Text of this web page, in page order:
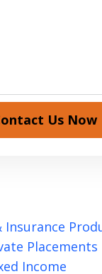
Us Now
Insurance
Placements
Income